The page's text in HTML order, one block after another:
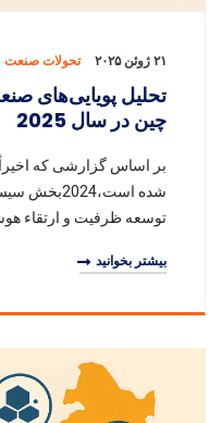
۲۱ ژوئن ۲۰۲۵ تحولات صنعت
تحلیل پویایی‌های
چین در سال 2025
بر اساس گزارشی که
شده
توسعه ظرفیت و ارتقاء
بیشتر بخوانید